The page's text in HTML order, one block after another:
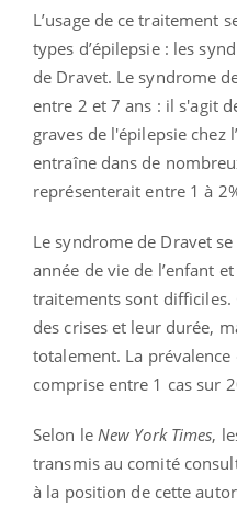
L’usage de ce traitement
types d’épilepsie : les
de Dravet. Le syndrome
entre 2 et 7 ans : il s'agit
graves de l'épilepsie chez
entraîne dans de
représenterait entre 1 à
Le syndrome de Dravet
année de vie de l’enfant
traitements sont difficiles.
des crises et leur durée,
totalement. La
comprise entre 1 cas sur
Selon le New York Times,
transmis au comité
à la position de cette